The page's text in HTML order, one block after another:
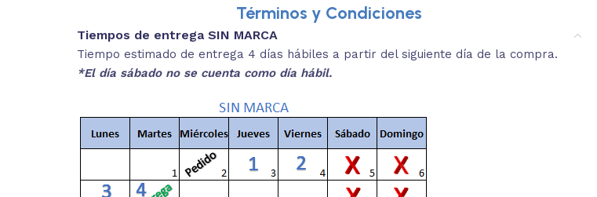
Descripciones breves y medidas aproximadas.
REVISA
estás buscando.
3.
Términos y Condiciones
Tiempos de entrega SIN MARCA
Tiempo estimado de entrega 4 días hábiles a partir del siguiente día de la compra.
*El día sábado no se cuenta como día hábil.